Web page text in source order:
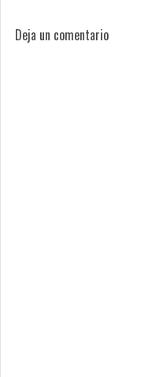
Deja un comentario